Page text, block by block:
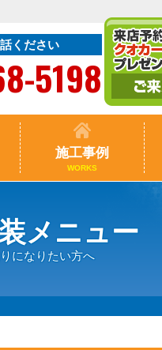
ください
5198
施工事例
WORKS
メニュー
になりたい方へ